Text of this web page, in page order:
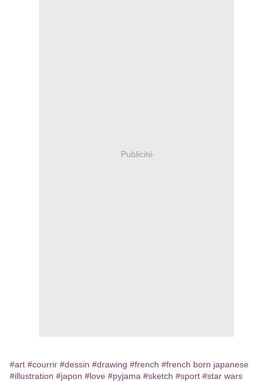
Publicité
#art #courrir #dessin #drawing #french #french born japanese
#illustration #japon #love #pyjama #sketch #sport #star wars